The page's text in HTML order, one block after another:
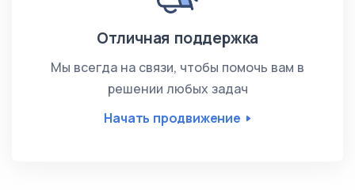
Отличная поддержка
Мы всегда на связи, чтобы помочь вам в
решении любых задач
Начать продвижение